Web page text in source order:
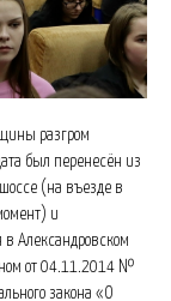
разгром
был перенесён из
(на въезде в
и
в Александровском
от 04.11.2014 №
закона «О